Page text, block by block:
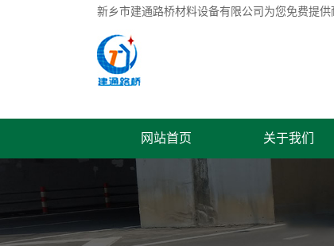
新乡市建通路桥材料设备有限公司为您免费提供
网站首页 关于我们